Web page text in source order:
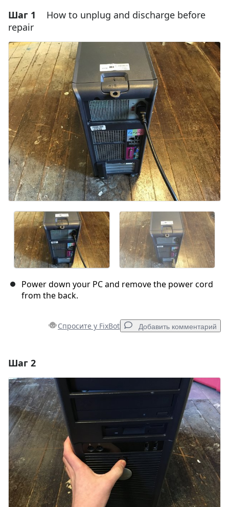
Шаг 1
How to unplug and discharge before
repair
Power down your PC and remove the power cord
from the back.
Спросите у FixBot Добавить комментарий
Добавить комментарий
Отмена Оставить комментарий
Шаг 2